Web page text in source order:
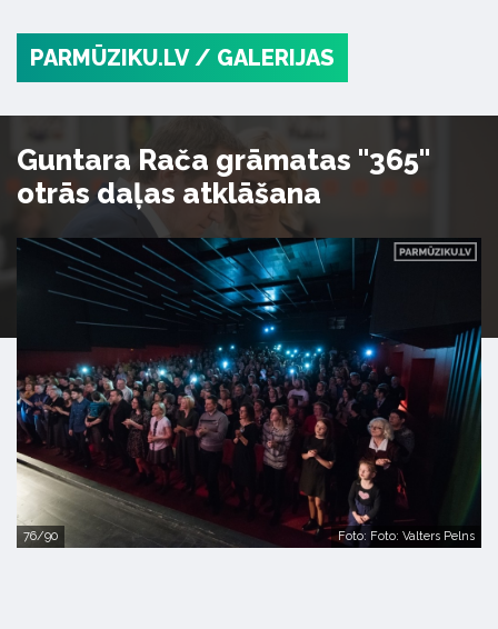
PARMŪZIKU.LV / GALERIJAS
Guntara Rača grāmatas "365"
otrās daļas atklāšana
76/90 Foto: Foto: Valters Pelns